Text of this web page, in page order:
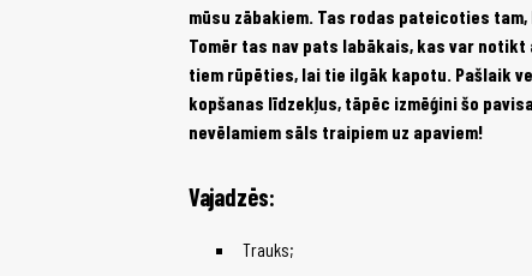
mūsu zābakiem. Tas rodas pateicoties
Tomēr tas nav pats labākais, kas var
tiem rūpēties, lai tie ilgāk kapotu. Pašlaik
kopšanas līdzekļus, tāpēc izmēģini šo
nevēlamiem sāls traipiem uz apaviem!
Vajadzēs:
Trauks;